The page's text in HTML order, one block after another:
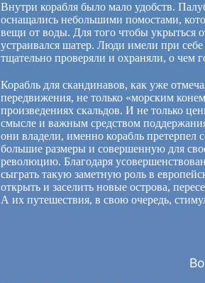
Внутри корабля было мало удобств.
оснащались небольшими помостами,
вещи от воды. Для того чтобы укрыться
устраивался шатер. Люди имели при
тщательно проверяли и охраняли, о чем
Корабль для скандинавов, как уже
передвижения, не только «морским
произведениях скальдов. И не только
смысле и важным средством
они владели, именно корабль претерпел
большие размеры и совершенную для
революцию. Благодаря
сыграть такую заметную роль в
открыть и заселить новые острова,
А их путешествия, в свою очередь,